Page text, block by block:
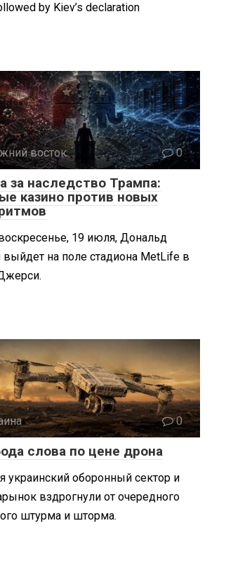
by Kiev’s declaration
восток 0
за наследство Трампа:
казино против новых
19 июля, Дональд
выйдет на поле стадиона MetLife в
0
слова по цене дрона
украинский оборонный сектор и
вздрогнули от очередного
штурма и шторма.